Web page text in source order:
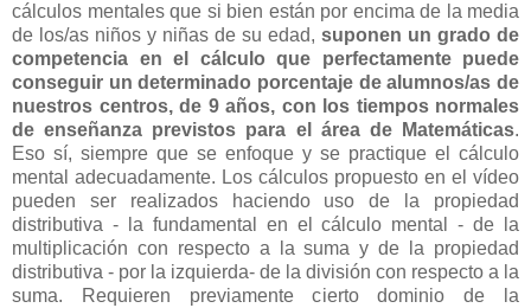
cálculos mentales que si bien están por encima de la media
de los/as niños y niñas de su edad, suponen un grado de
competencia en el cálculo que perfectamente puede
conseguir un determinado porcentaje de alumnos/as de
nuestros centros, de 9 años, con los tiempos normales
de enseñanza previstos para el área de Matemáticas.
Eso sí, siempre que se enfoque y se practique el cálculo
mental adecuadamente. Los cálculos propuesto en el vídeo
pueden ser realizados haciendo uso de la propiedad
distributiva - la fundamental en el cálculo mental - de la
multiplicación con respecto a la suma y de la propiedad
distributiva - por la izquierda- de la división con respecto a la
suma. Requieren previamente cierto dominio de la